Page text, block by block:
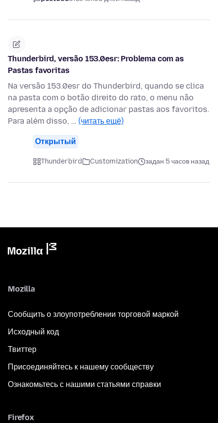
Thunderbird, versão 153.0esr: Problema com as
Pastas favoritas
Na versão 153.0esr do Thunderbird, quando se clica
na pasta com o botão direito do rato, o menu não
apresenta a opção de adicionar pastas aos favoritos.
Para além disso, … (читать ещё)
Открытый
Thunderbird Customization задан 5 часов назад
Mozilla
Сообщить о злоупотреблении торговой маркой
Исходный код
Твиттер
Присоединяйтесь к нашему сообществу
Ознакомьтесь с нашими статьями справки
Firefox